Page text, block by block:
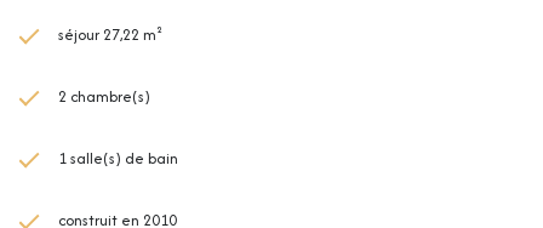
séjour 27,22 m²
2 chambre(s)
1 salle(s) de bain
construit en 2010